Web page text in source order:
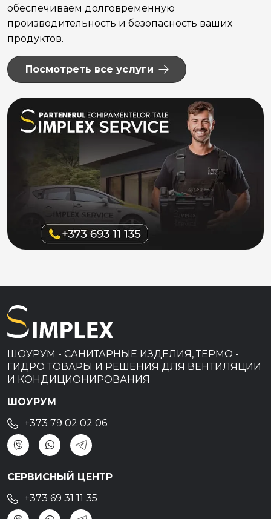
обеспечиваем долговременную
производительность и безопасность ваших
продуктов.
Посмотреть все услуги
ШОУРУМ - САНИТАРНЫЕ ИЗДЕЛИЯ, ТЕРМО -
ГИДРО ТОВАРЫ И РЕШЕНИЯ ДЛЯ ВЕНТИЛЯЦИИ
И КОНДИЦИОНИРОВАНИЯ
ШОУРУМ
+373 79 02 02 06
СЕРВИСНЫЙ ЦЕНТР
+373 69 31 11 35